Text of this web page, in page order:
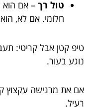
טול רך – אם הוא
חלומי. אם לא,
טיפ קטן אבל קריטי:
נוגע בעור.
אם את מרגישה עקצוץ
רעיל.